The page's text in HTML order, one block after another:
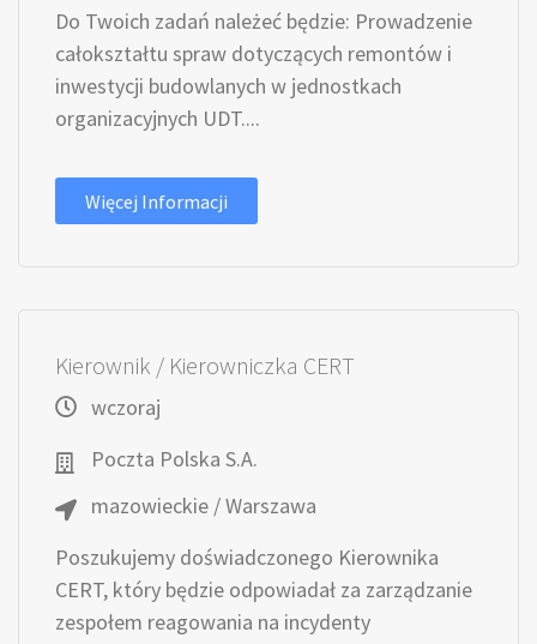
Do Twoich zadań należeć będzie: Prowadzenie
całokształtu spraw dotyczących remontów i
inwestycji budowlanych w jednostkach
organizacyjnych UDT....
Więcej Informacji
Kierownik / Kierowniczka CERT
wczoraj
Poczta Polska S.A.
mazowieckie / Warszawa
Poszukujemy doświadczonego Kierownika
CERT, który będzie odpowiadał za zarządzanie
zespołem reagowania na incydenty